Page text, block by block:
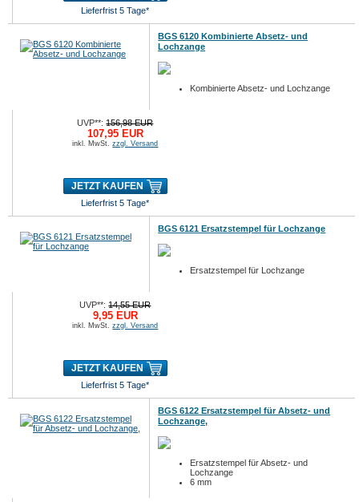
Lieferfrist 5 Tage*
BGS 6120 Kombinierte Absetz- und
Lochzange
Kombinierte Absetz- und Lochzange
UVP**:156,98 EUR
107,95 EUR
inkl. MwSt.zzgl. Versand
JETZT KAUFEN
Lieferfrist 5 Tage*
BGS 6121 Ersatzstempel für Lochzange
Ersatzstempel für Lochzange
UVP**:14,55 EUR
9,95 EUR
inkl. MwSt.zzgl. Versand
JETZT KAUFEN
Lieferfrist 5 Tage*
BGS 6122 Ersatzstempel für Absetz- und
Lochzange,
Ersatzstempel für Absetz- und
Lochzange
6 mm